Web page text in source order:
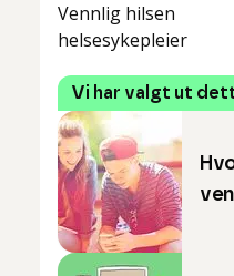
Vennlig hilsen
helsesykepleier
Vi har valgt ut